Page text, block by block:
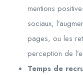
mentions
sociaux,
pages, ou les
perception de
Temps de